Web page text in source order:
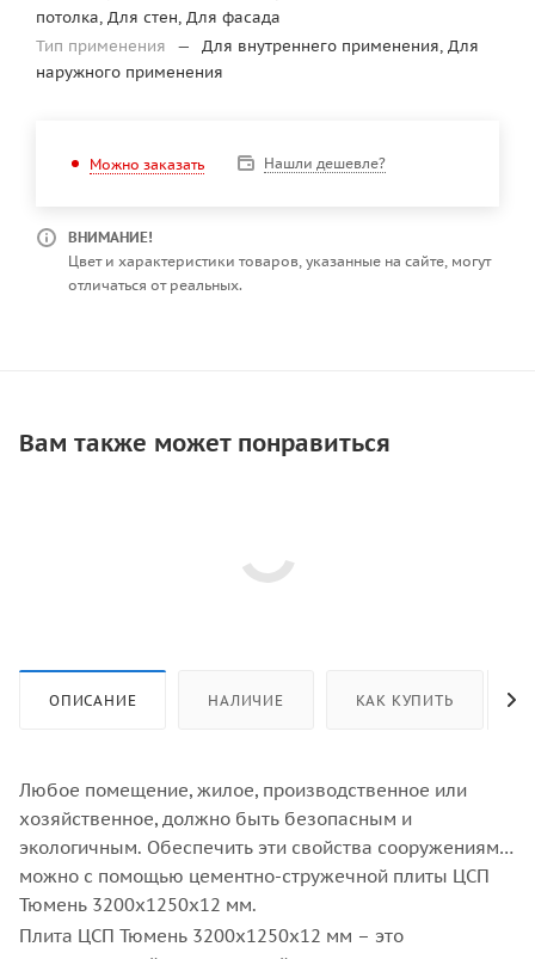
потолка, Для стен, Для фасада
Тип применения
—
Для внутреннего применения, Для
наружного применения
Можно заказать Нашли дешевле?
ВНИМАНИЕ!
Цвет и характеристики товаров, указанные на сайте, могут
отличаться от реальных.
Вам также может понравиться
ОПИСАНИЕ НАЛИЧИЕ КАК КУПИТЬ
Любое помещение, жилое, производственное или
хозяйственное, должно быть безопасным и
экологичным. Обеспечить эти свойства сооружениям
можно с помощью цементно-стружечной плиты ЦСП
Тюмень 3200x1250x12 мм.
Плита ЦСП Тюмень 3200x1250x12 мм – это